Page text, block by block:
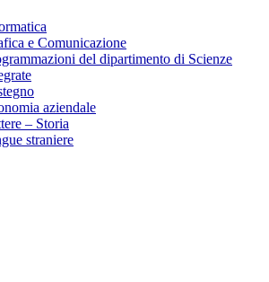
e Comunicazione
del dipartimento di Scienze
aziendale
– Storia
straniere